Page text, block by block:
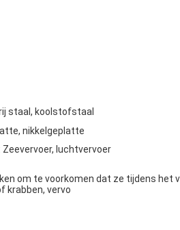
staal, koolstofstaal
nikkelgeplatte
Zeevervoer, luchtvervoer
om te voorkomen dat ze tijdens het
krabben, vervo